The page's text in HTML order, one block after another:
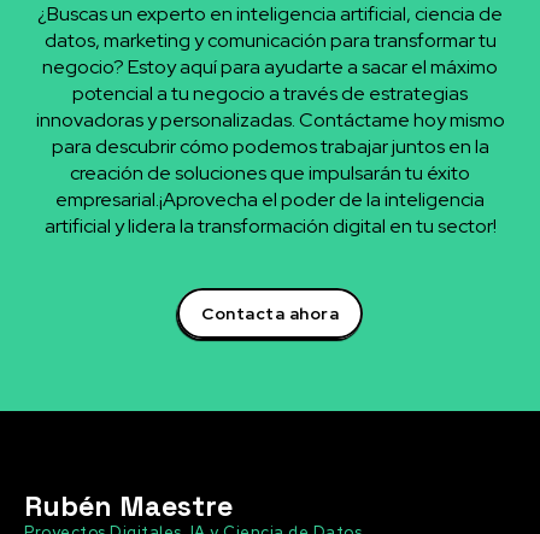
¿Buscas un experto en inteligencia artificial, ciencia de
datos, marketing y comunicación para transformar tu
negocio? Estoy aquí para ayudarte a sacar el máximo
potencial a tu negocio a través de estrategias
innovadoras y personalizadas. Contáctame hoy mismo
para descubrir cómo podemos trabajar juntos en la
creación de soluciones que impulsarán tu éxito
empresarial.¡Aprovecha el poder de la inteligencia
artificial y lidera la transformación digital en tu sector!
Contacta ahora
Rubén Maestre